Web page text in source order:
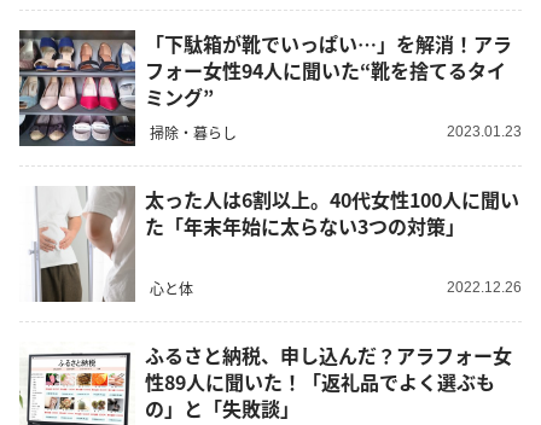
「下駄箱が靴でいっぱい…」を解消！アラ
フォー女性94人に聞いた“靴を捨てるタイ
ミング”
掃除・暮らし 2023.01.23
太った人は6割以上。40代女性100人に聞い
た「年末年始に太らない3つの対策」
心と体 2022.12.26
ふるさと納税、申し込んだ？アラフォー女
性89人に聞いた！「返礼品でよく選ぶも
の」と「失敗談」